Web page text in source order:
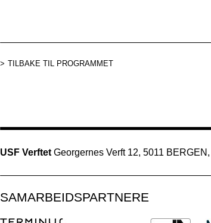
TILBAKE TIL PROGRAMMET
USF Verftet Georgernes Verft 12, 5011
SAMARBEIDSPARTNERE